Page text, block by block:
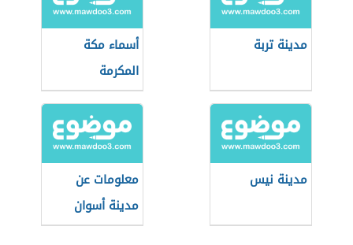
مدينة تربة
أسماء مكة
المكرمة
مدينة نيس
معلومات عن
مدينة أسوان